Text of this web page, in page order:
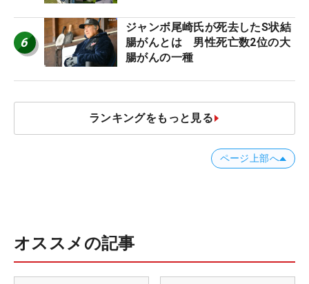
6
ジャンボ尾崎氏が死去したS状結
腸がんとは 男性死亡数2位の大
腸がんの一種
ランキングをもっと見る
ページ上部へ
オススメの記事